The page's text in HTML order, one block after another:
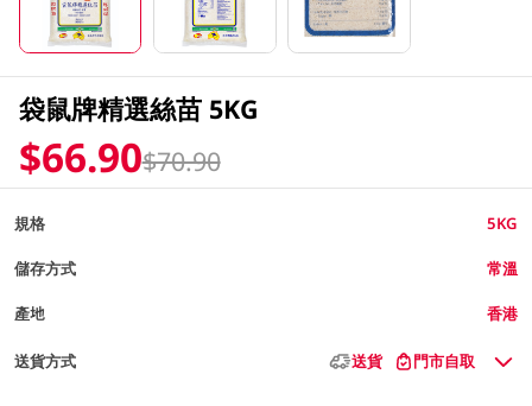
袋鼠牌精選絲苗 5KG
$66.90$70.90
規格 5KG
儲存方式 常溫
產地 香港
送貨方式 送貨 門市自取